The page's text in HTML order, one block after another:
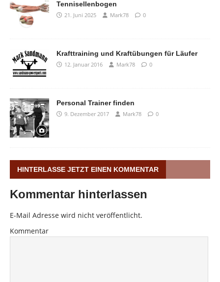
Tennisellenbogen
21. Juni 2025 Mark78 0
Krafttraining und Kraftübungen für Läufer
12. Januar 2016 Mark78 0
Personal Trainer finden
9. Dezember 2017 Mark78 0
HINTERLASSE JETZT EINEN KOMMENTAR
Kommentar hinterlassen
E-Mail Adresse wird nicht veröffentlicht.
Kommentar